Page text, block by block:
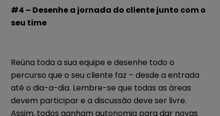
#4 – Desenhe a jornada do cliente junto com o
seu time
Reúna toda a sua equipe e desenhe todo o
percurso que o seu cliente faz – desde a entrada
até o dia-a-dia. Lembre-se que todas as áreas
devem participar e a discussão deve ser livre.
Assim, todos ganham autonomia para dar novas